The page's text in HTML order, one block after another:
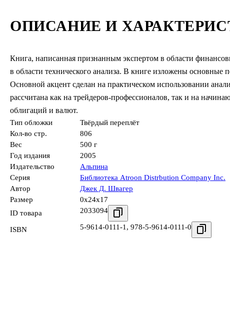
ОПИСАНИЕ И
Книга, написанная признанным экспертом в области
в области технического анализа. В книге изложены
Основной акцент сделан на практическом использовании
рассчитана как на трейдеров-профессионалов, так и на
облигаций и валют.
Тип обложки
Твёрдый переплёт
Кол-во стр.
806
Вес
500 г
Год издания
2005
Издательство
Альпина
Серия
Библиотека Atroon Distrbution Company Inc.
Автор
Джек Д. Швагер
Размер
0x24x17
ID товара
2033094
ISBN 5-9614-0111-1 , 978-5-9614-0111-0